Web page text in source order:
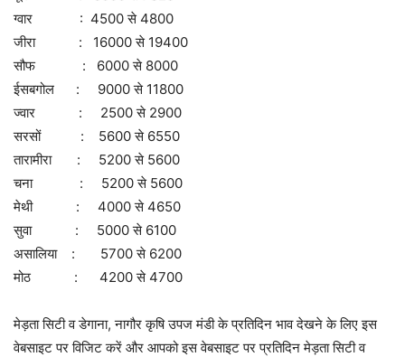
ग्वार : 4500 से 4800
जीरा : 16000 से 19400
सौफ : 6000 से 8000
ईसबगोल : 9000 से 11800
ज्वार : 2500 से 2900
सरसों : 5600 से 6550
तारामीरा : 5200 से 5600
चना : 5200 से 5600
मेथी : 4000 से 4650
सुवा : 5000 से 6100
असालिया : 5700 से 6200
मोठ : 4200 से 4700
मेड़ता सिटी व डेगाना, नागौर कृषि उपज मंडी के प्रतिदिन भाव देखने के लिए इस
वेबसाइट पर विजिट करें और आपको इस वेबसाइट पर प्रतिदिन मेड़ता सिटी व